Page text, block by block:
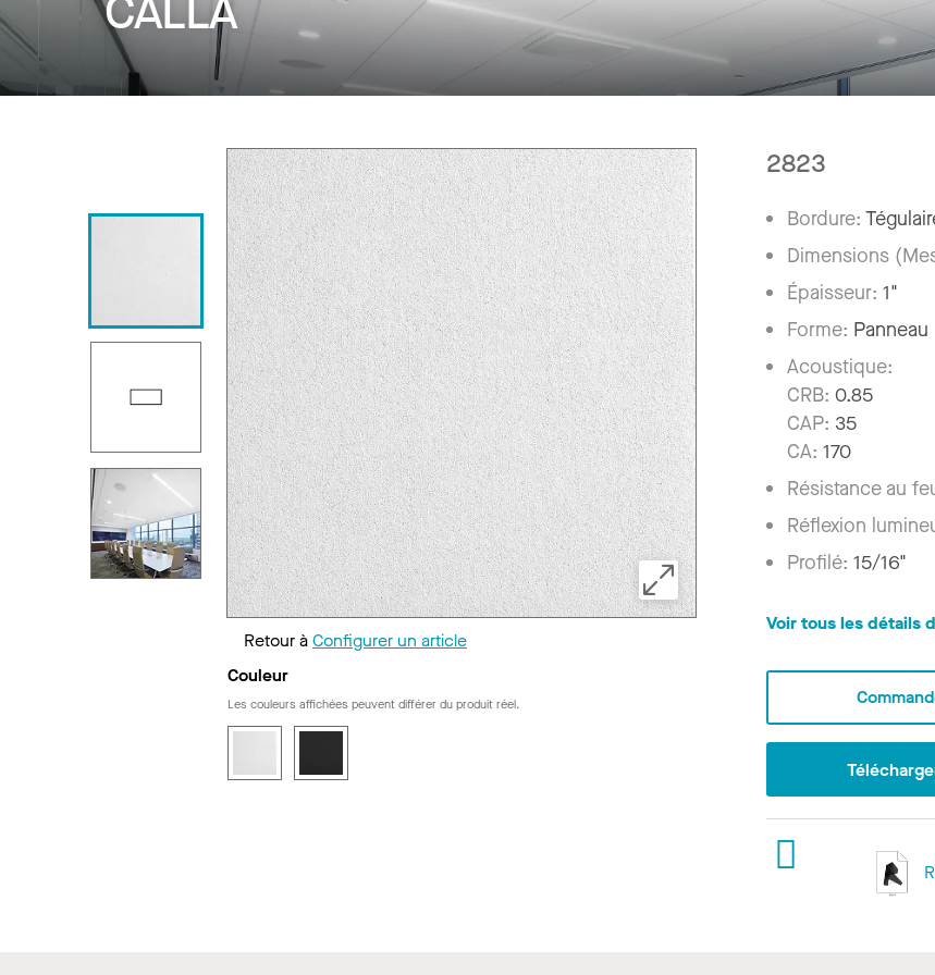
Retour àConfigurer un article
Couleur
Les couleurs affichées peuvent différer du produit réel.
2823
Bordure:
Dimensions
Épaisseur:1"
Forme: Panneau
Acoustique:
CRB: 0.85
CAP: 35
CA: 170
Résistance au
Réflexion
Profilé:15/16"
Voir tous les détails